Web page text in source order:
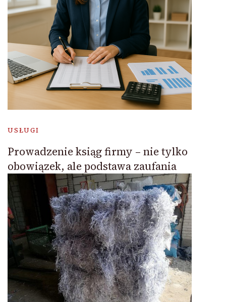
USŁUGI
Prowadzenie ksiąg firmy – nie tylko
obowiązek, ale podstawa zaufania